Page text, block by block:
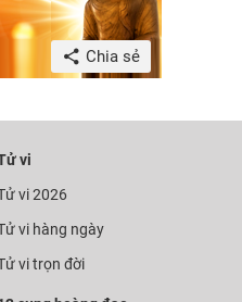
Chia sẻ
vi
vi 2026
vi hàng ngày
vi trọn đời